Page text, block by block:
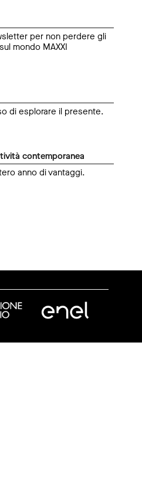
per non perdere gli
mondo MAXXI
di esplorare il presente.
contemporanea
anno di vantaggi.